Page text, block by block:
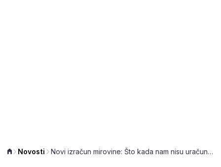
Novosti Novi izračun mirovine: Što kada nam nisu uračunate sve godine staža